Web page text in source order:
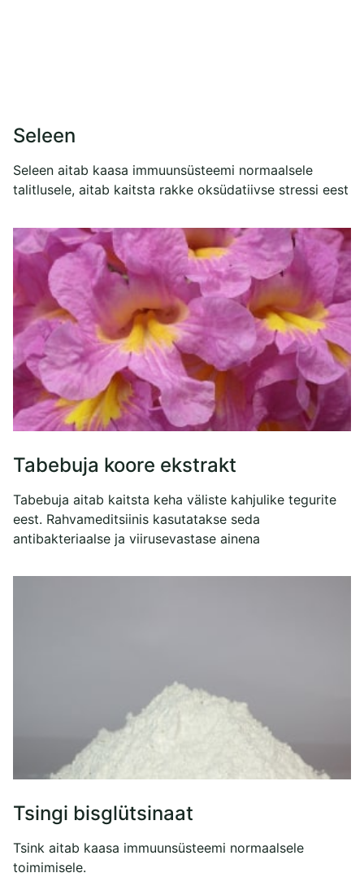
Seleen
Seleen aitab kaasa immuunsüsteemi normaalsele
talitlusele, aitab kaitsta rakke oksüdatiivse stressi eest
Tabebuja koore ekstrakt
Tabebuja aitab kaitsta keha väliste kahjulike tegurite
eest. Rahvameditsiinis kasutatakse seda
antibakteriaalse ja viirusevastase ainena
Tsingi bisglütsinaat
Tsink aitab kaasa immuunsüsteemi normaalsele
toimimisele.